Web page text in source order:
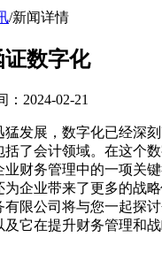
/新闻详情
数字化
：2024-02-21
猛发展，数字化已经深
括了会计领域。在这个
业财务管理中的一项关
为企业带来了更多的战
有限公司将与您一起探
及它在提升财务管理和